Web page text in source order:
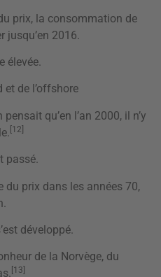
prix, la consommation de
jusqu’en 2016.
élevée.
et de l’offshore
qu’en l’an 2000, il n’y
[12]
passé.
du prix dans les années 70,
développé.
de la Norvège, du
[13]